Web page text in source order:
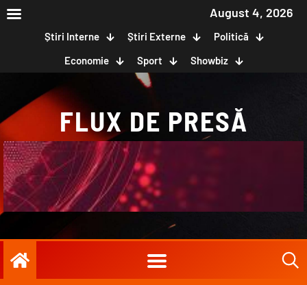
August 4, 2026
Știri Interne Știri Externe
Politică
Economie
Sport Showbiz
FLUX DE PRESĂ